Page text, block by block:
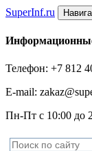
SuperInf.ru
Телефон: +7 812
E-mail:
Пн-Пт с 10:00 до